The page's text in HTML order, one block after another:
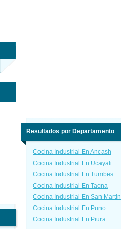
Resultados por Departamento
Cocina Industrial En Ancash
Cocina Industrial En Ucayali
Cocina Industrial En Tumbes
Cocina Industrial En Tacna
Cocina Industrial En San Martin
Cocina Industrial En Puno
Cocina Industrial En Piura